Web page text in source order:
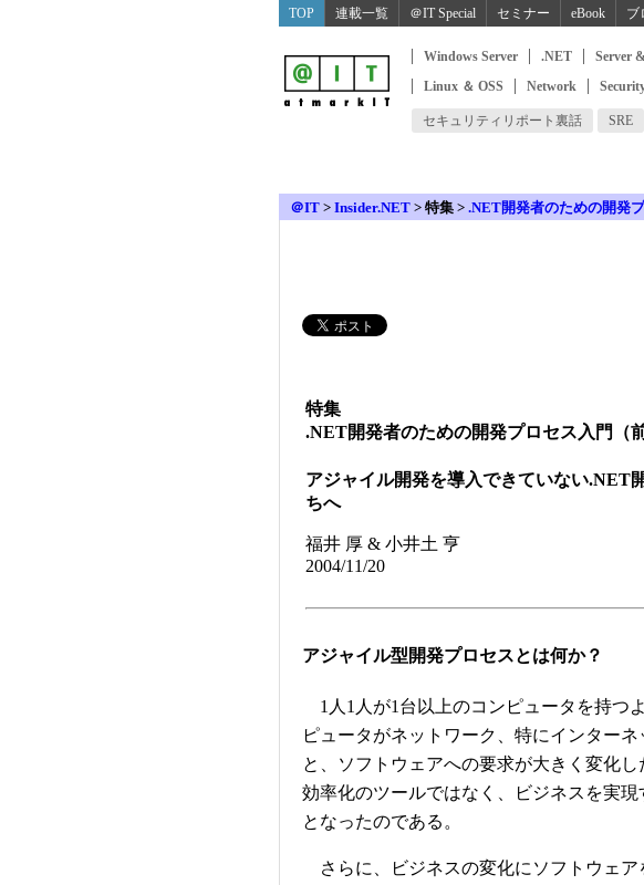
TOP 連載一覧 ＠IT Special セミナー eBook ブ
Windows Server .NET Server
Linux ＆ OSS
Network
セキュリティリポート裏話 SRE
＠IT > Insider.NET > 特集 > .NET開発者のための開発
特集
.NET開発者のための開発プロセス入門（前
アジャイル開発を導入できていない.NET
ちへ
福井 厚 & 小井土 亨
2004/11/20
アジャイル型開発プロセスとは何か？
1人1人が1台以上のコンピュータを持つ
ピュータがネットワーク、特にインター
と、ソフトウェアへの要求が大きく変化
効率化のツールではなく、ビジネスを実
となったのである。
さらに、ビジネスの変化にソフトウェア